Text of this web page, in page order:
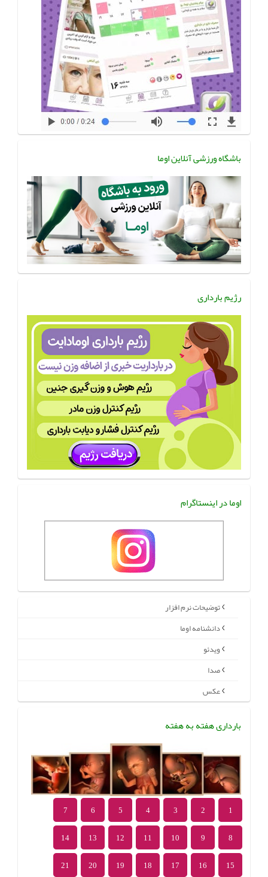
باشگاه ورزشی آنلاین اوما
رژیم بارداری
اوما در اینستاگرام
توضیحات نرم افزار
دانشنامه اوما
ویدئو
صدا
عکس
بارداری هفته به هفته
1
2
3
4
5
6
7
8
9
10
11
12
13
14
15
16
17
18
19
20
21